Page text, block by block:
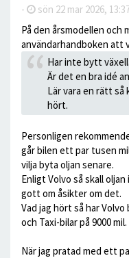
- sön 22 mar 2026,
På den årsmodellen och
användarhandboken att
Har inte bytt
Är det en bra idé
Lär vara en rätt så
hört.
Personligen
går bilen ett par tusen
vilja byta oljan senare.
Enligt Volvo så skall
gott om åsikter om det.
Vad jag hört så har
och Taxi-bilar på 9000 mil.
När jag pratad med ett